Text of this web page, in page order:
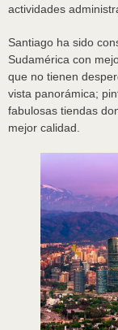
actividades
Santiago ha sido
Sudamérica con
que no tienen
vista panorámica;
fabulosas tiendas
mejor calidad.